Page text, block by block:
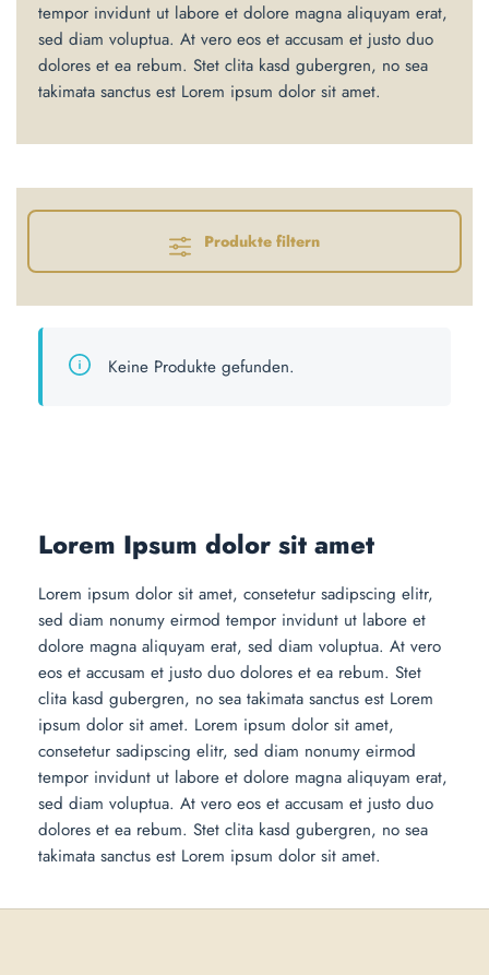
tempor invidunt ut labore et dolore magna aliquyam erat,
sed diam voluptua. At vero eos et accusam et justo duo
dolores et ea rebum. Stet clita kasd gubergren, no sea
takimata sanctus est Lorem ipsum dolor sit amet.
Produkte filtern
Keine Produkte gefunden.
Lorem Ipsum dolor sit amet
Lorem ipsum dolor sit amet, consetetur sadipscing elitr,
sed diam nonumy eirmod tempor invidunt ut labore et
dolore magna aliquyam erat, sed diam voluptua. At vero
eos et accusam et justo duo dolores et ea rebum. Stet
clita kasd gubergren, no sea takimata sanctus est Lorem
ipsum dolor sit amet. Lorem ipsum dolor sit amet,
consetetur sadipscing elitr, sed diam nonumy eirmod
tempor invidunt ut labore et dolore magna aliquyam erat,
sed diam voluptua. At vero eos et accusam et justo duo
dolores et ea rebum. Stet clita kasd gubergren, no sea
takimata sanctus est Lorem ipsum dolor sit amet.